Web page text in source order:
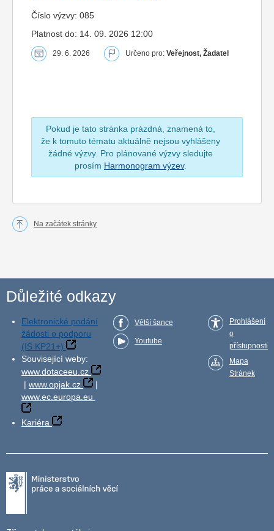
Číslo výzvy: 085
Platnost do: 14. 09. 2026 12:00
29. 6. 2026 Určeno pro: Veřejnost, Žadatel
Pokud je tato stránka prázdná, znamená to,
že k tomuto tématu aktuálně nejsou vyhlášeny
žádné výzvy. Pro plánované výzvy sledujte
prosím Harmonogram výzev.
Na začátek stránky
Důležité odkazy
Elektronické podání
žádosti o podporu
(IS KP21+)
Související weby:
www.dotaceeu.cz
| www.opjak.cz
|
www.ec.europa.eu
Kariéra
Větší šance
Youtube
Prohlášení
o
přístupnosti
Mapa
Stránek